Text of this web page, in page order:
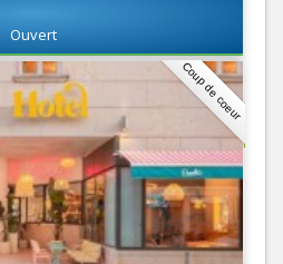
Ouvert
Coup de coeur